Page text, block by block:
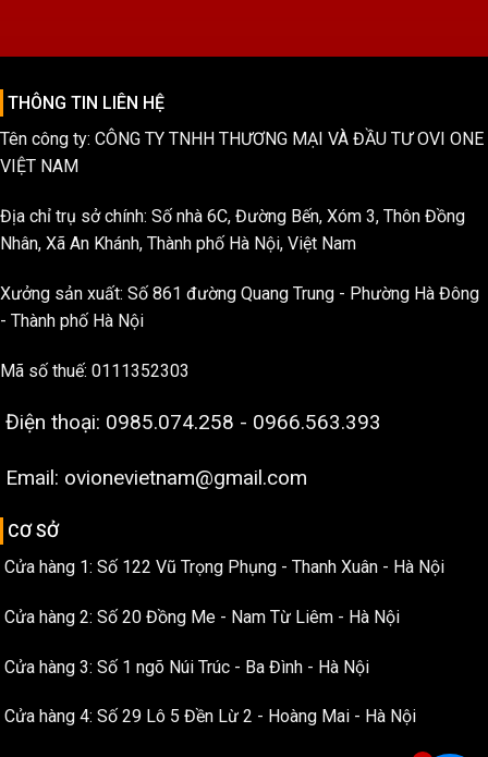
THÔNG TIN LIÊN HỆ
Tên công ty: CÔNG TY TNHH THƯƠNG MẠI VÀ ĐẦU TƯ OVI ONE
VIỆT NAM
Địa chỉ trụ sở chính: Số nhà 6C, Đường Bến, Xóm 3, Thôn Đồng
Nhân, Xã An Khánh, Thành phố Hà Nội, Việt Nam
Xưởng sản xuất: Số 861 đường Quang Trung - Phường Hà Đông
- Thành phố Hà Nội
Mã số thuế: 0111352303
Điện thoại: 0985.074.258 - 0966.563.393
Email: ovionevietnam@gmail.com
CƠ SỞ
Cửa hàng 1: Số 122 Vũ Trọng Phụng - Thanh Xuân - Hà Nội
Cửa hàng 2: Số 20 Đồng Me - Nam Từ Liêm - Hà Nội
Cửa hàng 3: Số 1 ngõ Núi Trúc - Ba Đình - Hà Nội
Cửa hàng 4: Số 29 Lô 5 Đền Lừ 2 - Hoàng Mai - Hà Nội